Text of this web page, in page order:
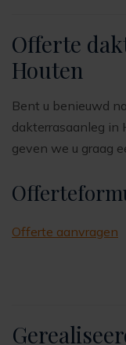
Offerte
Houten
Bent u benieuwd
dakterrasaanleg in
geven we u graag
Offerte aanvragen